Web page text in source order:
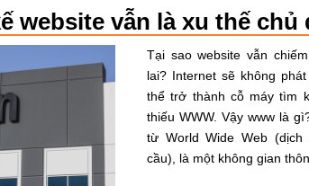
website vẫn là xu thế chủ
Tại sao website vẫn
lai? Internet sẽ không
thể trở thành cỗ máy tìm
thiếu WWW. Vậy www là
từ World Wide Web
cầu), là một không gian